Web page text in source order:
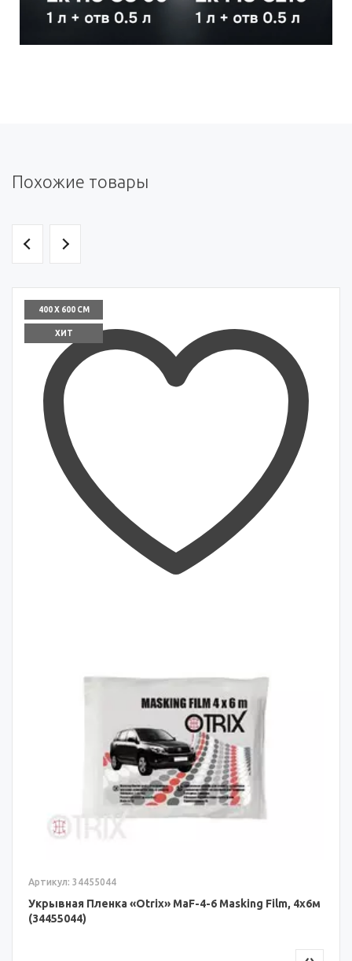
Похожие товары
400 X 600 СМ
ХИТ
Артикул: 34455044
Укрывная Пленка «Otrix» MaF-4-6 Masking Film, 4x6м
(34455044)